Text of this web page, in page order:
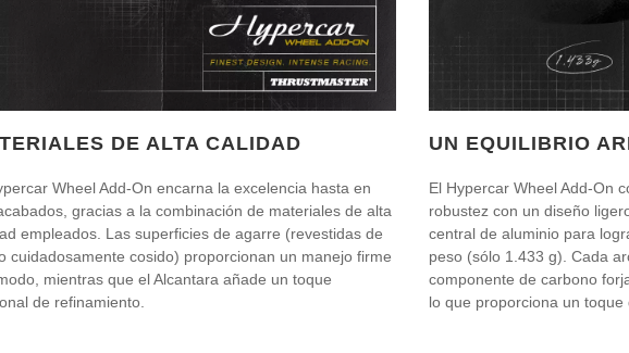
DE ALTA CALIDAD
Wheel Add-On encarna la excelencia hasta en
gracias a la combinación de materiales de alta
empleados. Las superficies de agarre (revestidas de
cuidadosamente cosido) proporcionan un manejo firme
mientras que el Alcantara añade un toque
de refinamiento.
UN EQUILIBRIO
El Hypercar Wheel Add-On
robustez con un diseño
central de aluminio para
peso (sólo 1.433 g). Cada
componente de carbono
lo que proporciona un toque